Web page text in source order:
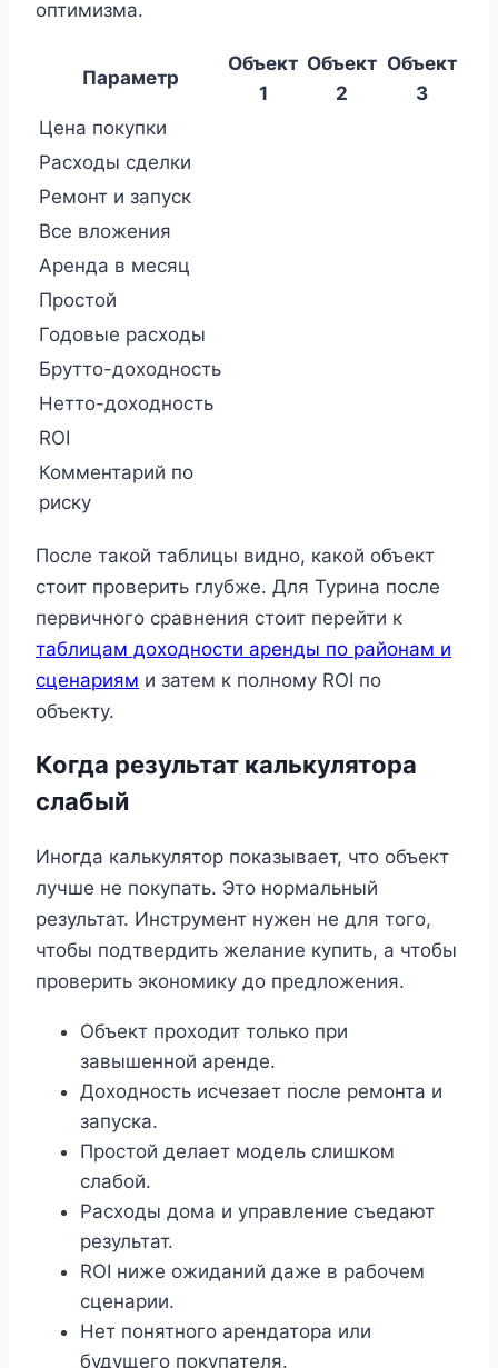
оптимизма.
Параметр
Объект
1
Объект
2
Объект
3
Цена покупки
Расходы сделки
Ремонт и запуск
Все вложения
Аренда в месяц
Простой
Годовые расходы
Брутто-доходность
Нетто-доходность
ROI
Комментарий по
риску
После такой таблицы видно, какой объект
стоит проверить глубже. Для Турина после
первичного сравнения стоит перейти к
таблицам доходности аренды по районам и
сценариям и затем к полному ROI по
объекту.
Когда результат калькулятора
слабый
Иногда калькулятор показывает, что объект
лучше не покупать. Это нормальный
результат. Инструмент нужен не для того,
чтобы подтвердить желание купить, а чтобы
проверить экономику до предложения.
Объект проходит только при
завышенной аренде.
Доходность исчезает после ремонта и
запуска.
Простой делает модель слишком
слабой.
Расходы дома и управление съедают
результат.
ROI ниже ожиданий даже в рабочем
сценарии.
Нет понятного арендатора или
будущего покупателя.